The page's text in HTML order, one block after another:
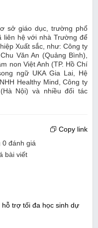
sở giáo dục, trường phổ
liên hệ với nhà Trường để
Xuất sắc, như: Công ty
Văn An (Quảng Bình),
non Việt Anh (TP. Hồ Chí
ngữ UKA Gia Lai, Hệ
Healthy Mind, Công ty
Nội) và nhiều đối tác
Copy link
0 đánh giá
bài viết
trợ tối đa học sinh dự